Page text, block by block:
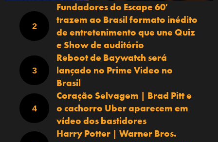
Fundadores do Escape 60′
trazem ao Brasil formato inédito
de entretenimento que une Quiz
e Show de auditório
Reboot de Baywatch será
lançado no Prime Video no
Brasil
Coração Selvagem | Brad Pitt e
o cachorro Uber aparecem em
vídeo dos bastidores
Harry Potter | Warner Bros.